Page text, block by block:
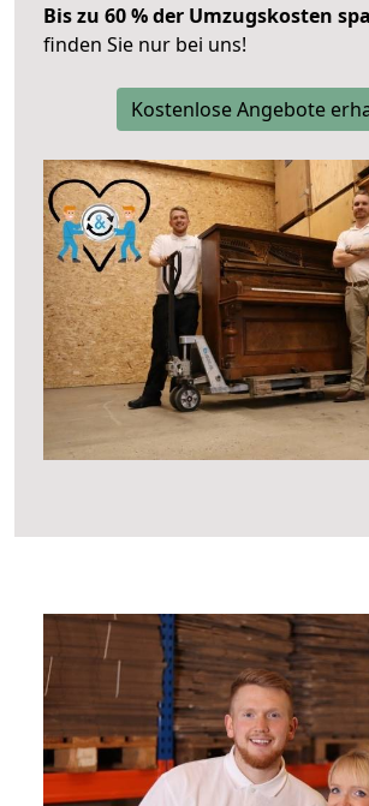
Bis zu 60 % der Umzugskosten
finden Sie nur bei uns!
Kostenlose Angebote